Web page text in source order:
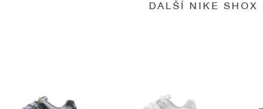
DALŠÍ NIKE SHOX